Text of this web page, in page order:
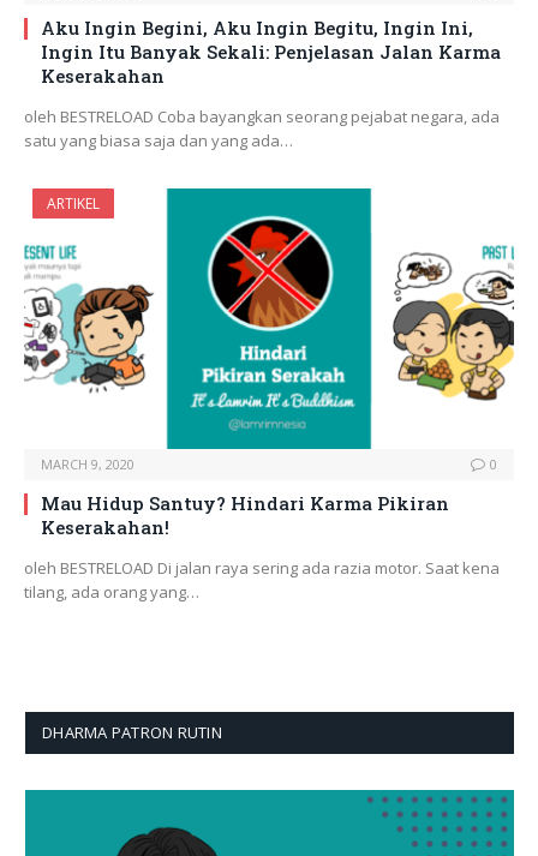
Aku Ingin Begini, Aku Ingin Begitu, Ingin Ini,
Ingin Itu Banyak Sekali: Penjelasan Jalan Karma
Keserakahan
oleh BESTRELOAD Coba bayangkan seorang pejabat negara, ada
satu yang biasa saja dan yang ada…
ARTIKEL
MARCH 9, 2020 0
Mau Hidup Santuy? Hindari Karma Pikiran
Keserakahan!
oleh BESTRELOAD Di jalan raya sering ada razia motor. Saat kena
tilang, ada orang yang…
DHARMA PATRON RUTIN